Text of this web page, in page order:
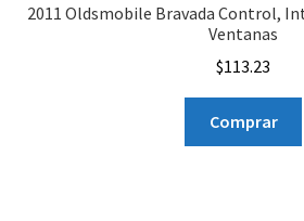
2011 Oldsmobile Bravada Control,
Ventanas
$113.23
Comprar